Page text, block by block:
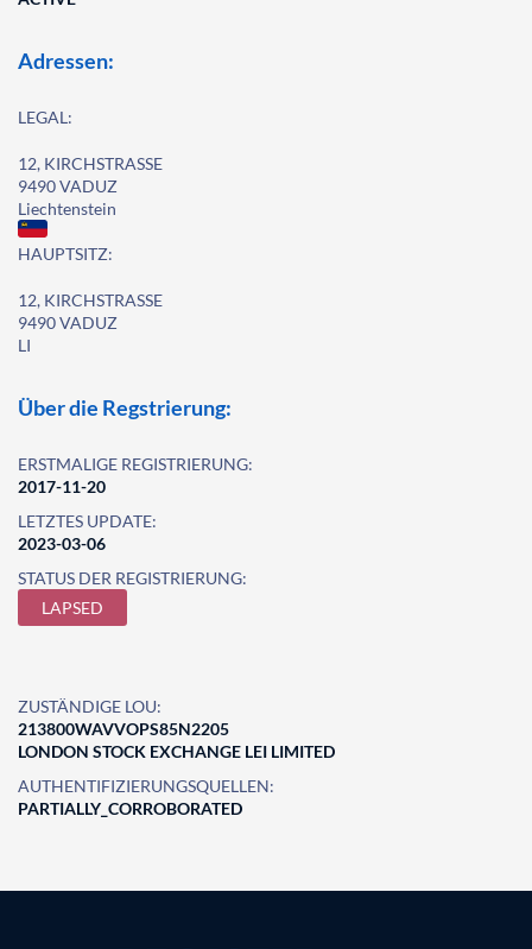
Adressen:
LEGAL:
12, KIRCHSTRASSE
9490 VADUZ
Liechtenstein
HAUPTSITZ:
12, KIRCHSTRASSE
9490 VADUZ
LI
Über die Regstrierung:
ERSTMALIGE REGISTRIERUNG:
2017-11-20
LETZTES UPDATE:
2023-03-06
STATUS DER REGISTRIERUNG:
LAPSED
ZUSTÄNDIGE LOU:
213800WAVVOPS85N2205
LONDON STOCK EXCHANGE LEI LIMITED
AUTHENTIFIZIERUNGSQUELLEN:
PARTIALLY_CORROBORATED